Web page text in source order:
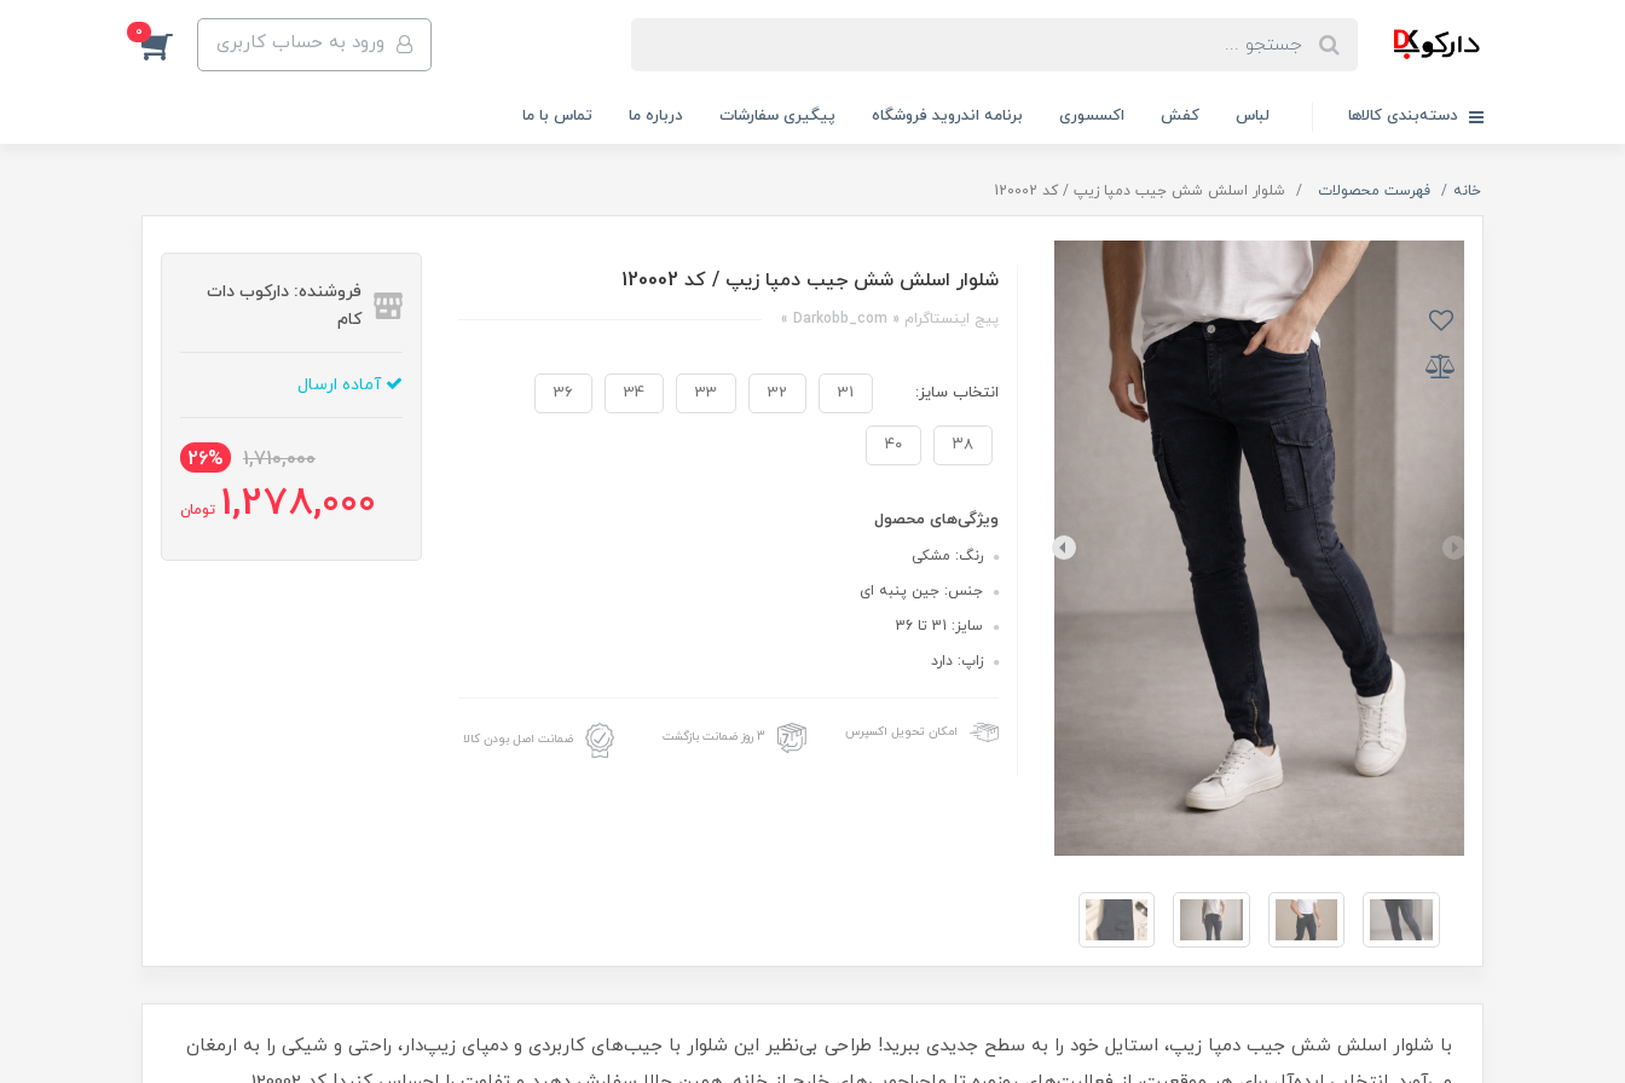
ورود به حساب کاربری 0
دسته‌بندی کالاها لباس کفش اکسسوری برنامه اندروید فروشگاه پیگیری سفارشات درباره ما تماس با ما
خانه فهرست محصولات شلوار اسلش شش جیب دمپا زیپ / کد 120002
شلوار اسلش شش جیب دمپا زیپ / کد 120002
پیج اینستاگرام « Darkobb_com »
انتخاب سایز: 31
32
33
34 3۶
۳۸ ۴۰
ویژگی‌های محصول
رنگ: مشکی
جنس: جین پنبه ای
سایز: 31 تا 36
زاپ: دارد
امکان تحویل اکسپرس 3 روز ضمانت بازگشت ضمانت اصل بودن کالا
فروشنده: دارکوب دات
کام
آماده ارسال
1,710,000
26%
1,278,000 تومان
با شلوار اسلش شش جیب دمپا زیپ، استایل خود را به سطح جدیدی ببرید! طراحی بی‌نظیر این شلوار با جیب‌های کاربردی و دمپای زیپ‌دار، راحتی و شیکی را به ارمغان